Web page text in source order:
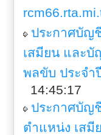
ประกาศบัญ
เสมียน และ
พลขับ ประจำ
14:45:17
ประกาศบัญ
ตำแหน่ง เสมี